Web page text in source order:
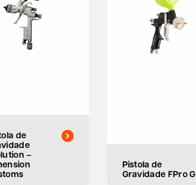
de
–
Pistola de
Gravidade FPro G